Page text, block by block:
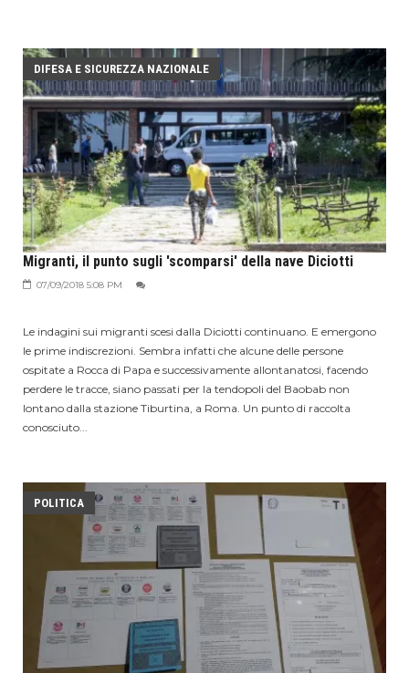
DIFESA E SICUREZZA NAZIONALE
Migranti, il punto sugli 'scomparsi' della nave Diciotti
07/09/2018 5:08 PM
Le indagini sui migranti scesi dalla Diciotti continuano. E emergono
le prime indiscrezioni. Sembra infatti che alcune delle persone
ospitate a Rocca di Papa e successivamente allontanatosi, facendo
perdere le tracce, siano passati per la tendopoli del Baobab non
lontano dalla stazione Tiburtina, a Roma. Un punto di raccolta
conosciuto...
POLITICA